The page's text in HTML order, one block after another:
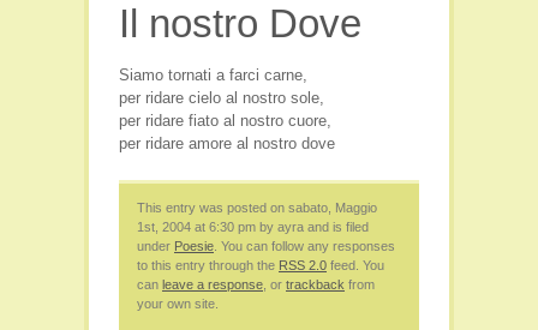
Film e Video
Persone
Seminari
Il nostro Dove
Siamo tornati a farci carne,
per ridare cielo al nostro sole,
per ridare fiato al nostro cuore,
per ridare amore al nostro dove
This entry was posted on sabato, Maggio
1st, 2004 at 6:30 pm by ayra and is filed
under Poesie . You can follow any responses
to this entry through the RSS 2.0 feed. You
can leave a response , or trackback from
your own site.